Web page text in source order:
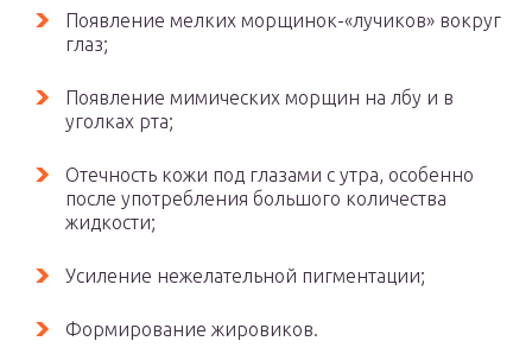
Появление мелких морщинок-«лучиков» вокруг
глаз;
Появление мимических морщин на лбу и в
уголках рта;
Отечность кожи под глазами с утра, особенно
после употребления большого количества
жидкости;
Усиление нежелательной пигментации;
Формирование жировиков.